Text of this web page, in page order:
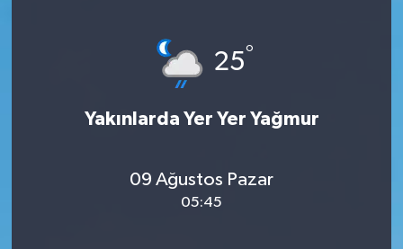
25°
Yakınlarda Yer Yer Yağmur
09 Ağustos Pazar
05:45
BÖLGE